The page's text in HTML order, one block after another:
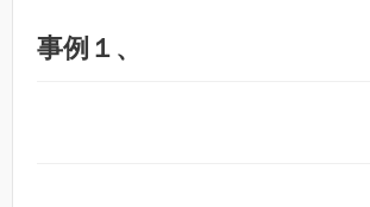
事例１、